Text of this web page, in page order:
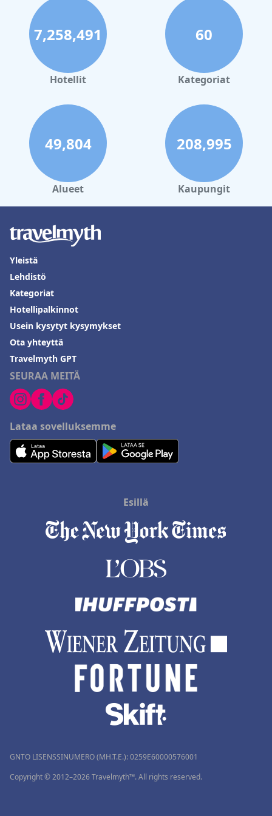
7,258,491
Hotellit
60
Kategoriat
49,804
Alueet
208,995
Kaupungit
SEURAA MEITÄ
Lataa sovelluksemme
Yleistä
Lehdistö
Kategoriat
Hotellipalkinnot
Usein kysytyt kysymykset
Ota yhteyttä
Travelmyth GPT
Esillä
GNTO LISENSSINUMERO (MH.T.E.): 0259Ε60000576001
Copyright © 2012–2026 Travelmyth™. All rights reserved.